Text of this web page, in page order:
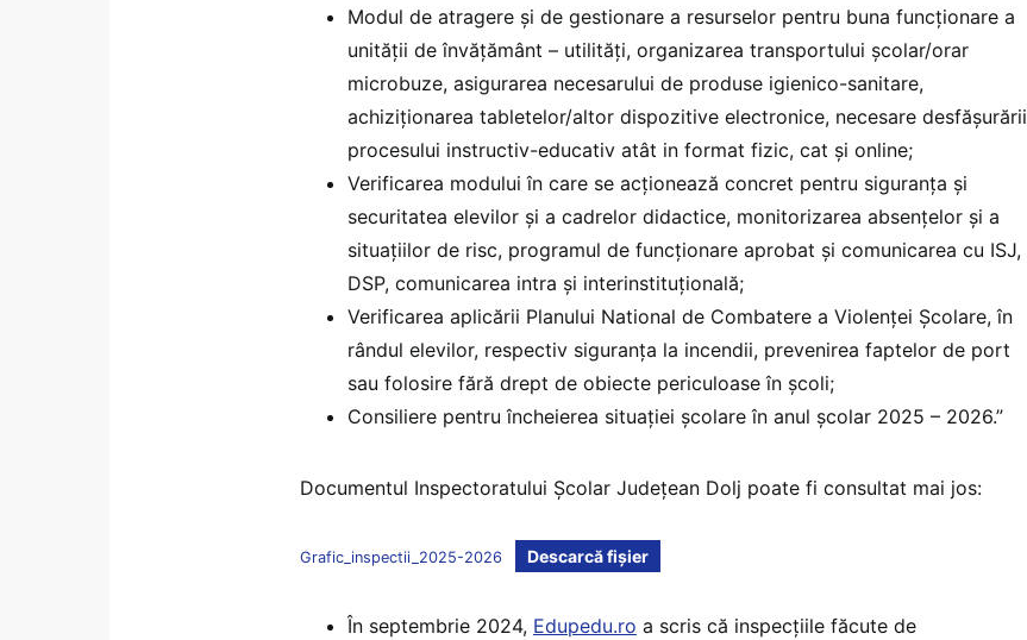
Modul de atragere și de gestionare a resurselor pentru buna funcționare a
unității de învățământ – utilități, organizarea transportului școlar/orar
microbuze, asigurarea necesarului de produse igienico-sanitare,
achiziționarea tabletelor/altor dispozitive electronice, necesare desfășurării
procesului instructiv-educativ atât in format fizic, cat și online;
Verificarea modului în care se acționează concret pentru siguranța și
securitatea elevilor și a cadrelor didactice, monitorizarea absențelor și a
situațiilor de risc, programul de funcționare aprobat și comunicarea cu ISJ,
DSP, comunicarea intra și interinstituțională;
Verificarea aplicării Planului National de Combatere a Violenței Școlare, în
rândul elevilor, respectiv siguranța la incendii, prevenirea faptelor de port
sau folosire fără drept de obiecte periculoase în școli;
Consiliere pentru încheierea situației școlare în anul școlar 2025 – 2026.”
Documentul Inspectoratului Școlar Județean Dolj poate fi consultat mai jos:
Grafic_inspectii_2025-2026 Descarcă fișier
În septembrie 2024, Edupedu.ro a scris că inspecțiile făcute de